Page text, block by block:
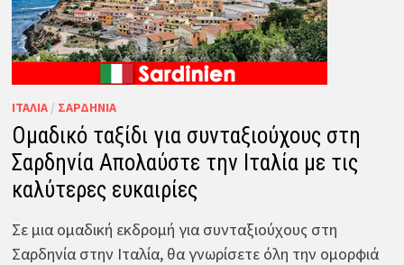
ΙΤΑΛΊΑ/ ΣΑΡΔΗΝΊΑ
Ομαδικό ταξίδι για συνταξιούχους στη
Σαρδηνία Απολαύστε την Ιταλία με τις
καλύτερες ευκαιρίες
Σε μια ομαδική εκδρομή για συνταξιούχους στη
Σαρδηνία στην Ιταλία, θα γνωρίσετε όλη την ομορφιά